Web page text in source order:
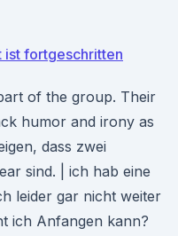
ist fortgeschritten
of the group. Their
humor and irony as
dass zwei
sind. | ich hab eine
leider gar nicht weiter
ich Anfangen kann?